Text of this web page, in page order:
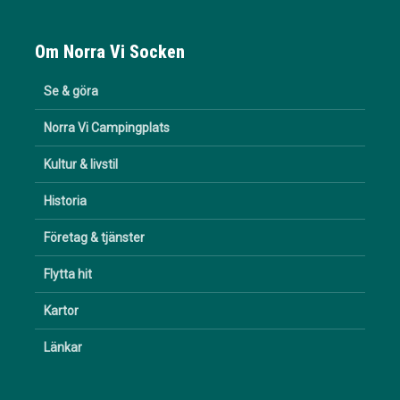
Om Norra Vi Socken
Se & göra
Norra Vi Campingplats
Kultur & livstil
Historia
Företag & tjänster
Flytta hit
Kartor
Länkar